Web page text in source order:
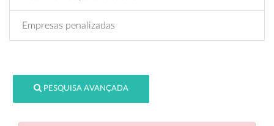
Empresas penalizadas
PESQUISA AVANÇADA